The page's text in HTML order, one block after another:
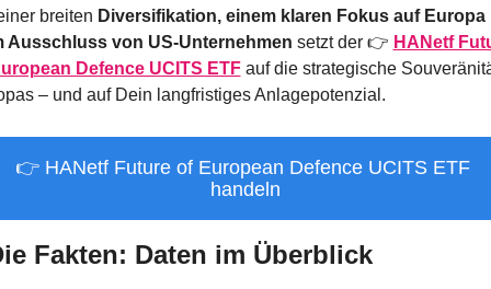
breiten Diversifikation, einem klaren Fokus auf Europa
Ausschluss von US-Unternehmen setzt der 👉 HANetf
Defence UCITS ETF auf die strategische
– und auf Dein langfristiges Anlagepotenzial.
👉 HANetf Future of European Defence UCITS ETF
handeln
Fakten: Daten im Überblick